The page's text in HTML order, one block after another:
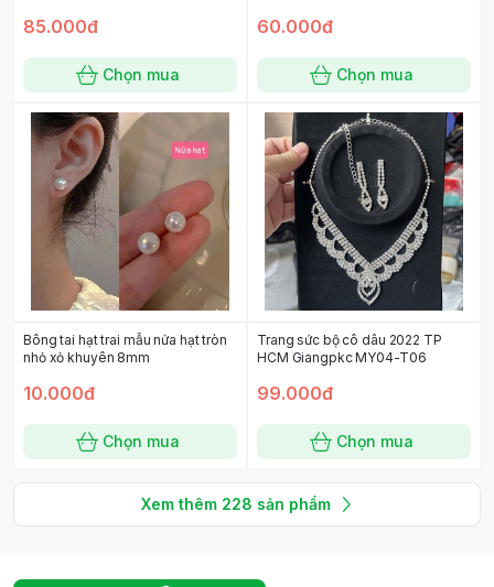
85.000đ
Chọn mua
60.000đ
Chọn mua
Bông tai hạt trai mẫu nửa hạt tròn
nhỏ xỏ khuyên 8mm
10.000đ
Chọn mua
Trang sức bộ cô dâu 2022 TP
HCM Giangpkc MY04-T06
99.000đ
Chọn mua
Xem thêm 228 sản phẩm